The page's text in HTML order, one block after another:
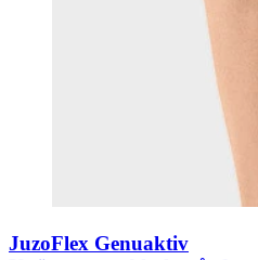
JuzoFlex Genuaktiv